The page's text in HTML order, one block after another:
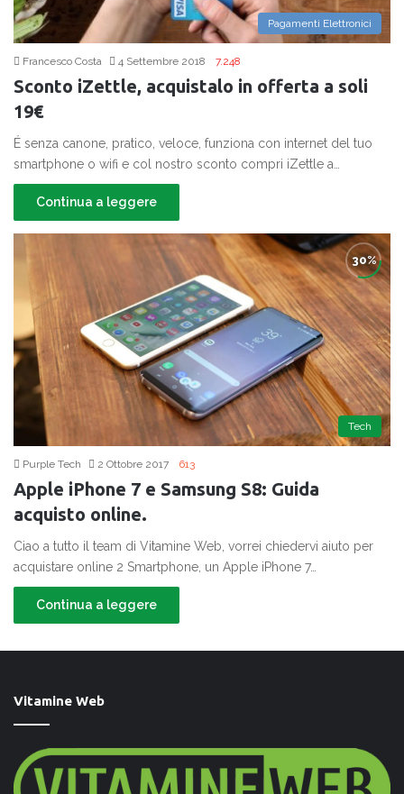
Pagamenti Elettronici
Francesco Costa 4 Settembre 2018 7.248
Sconto iZettle, acquistalo in offerta a soli
19€
É senza canone, pratico, veloce, funziona con internet del tuo
smartphone o wifi e col nostro sconto compri iZettle a…
Continua a leggere
Tech
Purple Tech 2 Ottobre 2017 613
Apple iPhone 7 e Samsung S8: Guida
acquisto online.
Ciao a tutto il team di Vitamine Web, vorrei chiedervi aiuto per
acquistare online 2 Smartphone, un Apple iPhone 7…
Continua a leggere
Vitamine Web